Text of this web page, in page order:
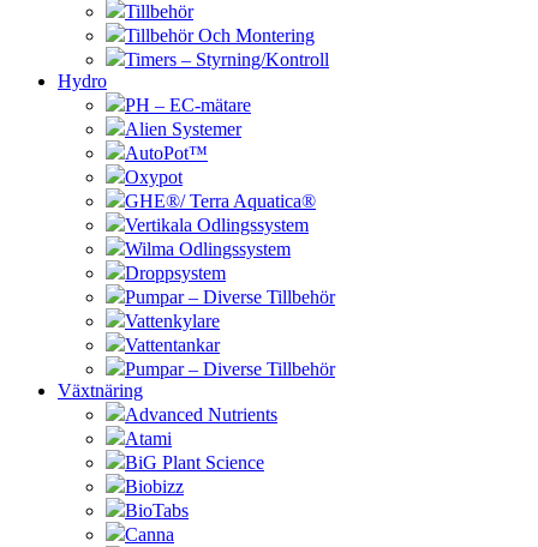
Tillbehör
Tillbehör Och Montering
Timers – Styrning/Kontroll
Hydro
PH – EC-mätare
Alien Systemer
AutoPot™
Oxypot
GHE®/ Terra Aquatica®
Vertikala Odlingssystem
Wilma Odlingssystem
Droppsystem
Pumpar – Diverse Tillbehör
Vattenkylare
Vattentankar
Pumpar – Diverse Tillbehör
Växtnäring
Advanced Nutrients
Atami
BiG Plant Science
Biobizz
BioTabs
Canna